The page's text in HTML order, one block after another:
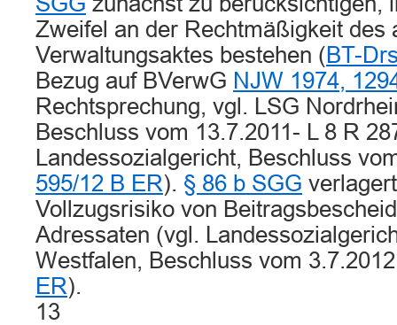
Zweifel an der Rechtmäßigkeit des
Verwaltungsaktes bestehen (BT-
Bezug auf BVerwG NJW 1974,
Rechtsprechung, vgl. LSG
Beschluss vom 13.7.2011- L 8 R
Landessozialgericht, Beschluss
595/12 B ER). § 86 b SGG
Vollzugsrisiko von
Adressaten (vgl.
Westfalen, Beschluss vom
ER).
13